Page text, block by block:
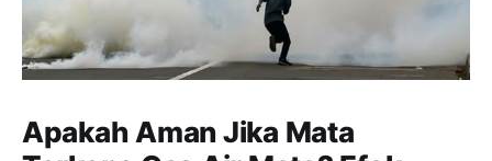
Apakah Aman Jika Mata